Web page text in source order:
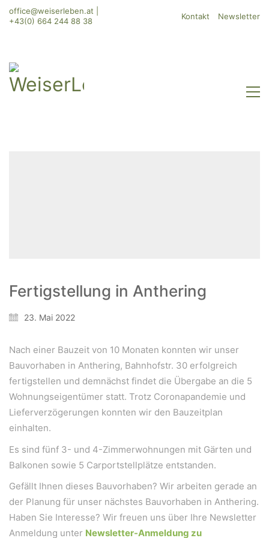
office@weiserleben.at
+43(0) 664 244 88 38
Kontakt Newsletter
Fertigstellung in Anthering
23. Mai 2022
Nach einer Bauzeit von 10 Monaten konnten wir unser
Bauvorhaben in Anthering, Bahnhofstr. 30 erfolgreich
fertigstellen und demnächst findet die Übergabe an die 5
Wohnungseigentümer statt. Trotz Coronapandemie und
Lieferverzögerungen konnten wir den Bauzeitplan
einhalten.
Es sind fünf 3- und 4-Zimmerwohnungen mit Gärten und
Balkonen sowie 5 Carportstellplätze entstanden.
Gefällt Ihnen dieses Bauvorhaben? Wir arbeiten gerade an
der Planung für unser nächstes Bauvorhaben in Anthering.
Haben Sie Interesse? Wir freuen uns über Ihre Newsletter
Anmeldung unter Newsletter-Anmeldung zu
A-5020 Salzburg
+43(0) 664 244 88 38
Wir schaffen Lebensräume, die die Außenwelt mit der
Innenwelt verbinden. Das Persönliche steht stets im
Vordergrund.
Kontakt
Newsletter
Impressum
Datenschutzerklärung – WeiserLeben